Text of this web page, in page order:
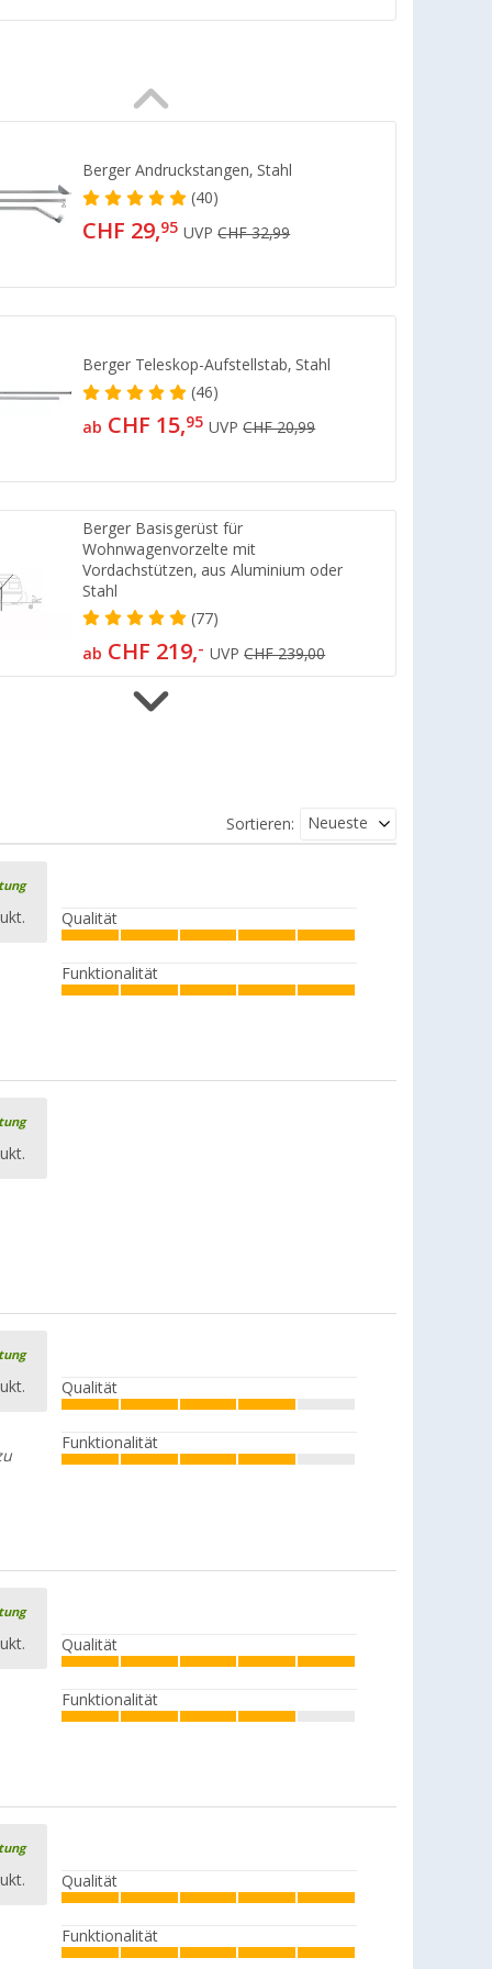
Berger Andruckstangen, Stahl
(40)
CHF 29,95 UVPCHF 32,99
Berger Teleskop-Aufstellstab, Stahl
(46)
ab CHF 15,95 UVPCHF 20,99
Berger Basisgerüst für
Wohnwagenvorzelte mit
Vordachstützen, aus Aluminium oder
Stahl
(77)
ab CHF 219,- UVPCHF 239,00
Berger Basisgerüst für Sonnendächer
Stahl
(32)
CHF 13, UVPCHF 15,99
(12)
Berger Teleskop-Dachauflagestange /
mit Federstahlende, Stahl
(16)
Sortieren: Neueste
Qualität
Funktionalität
Qualität
Funktionalität
Qualität
Funktionalität
Qualität
Funktionalität